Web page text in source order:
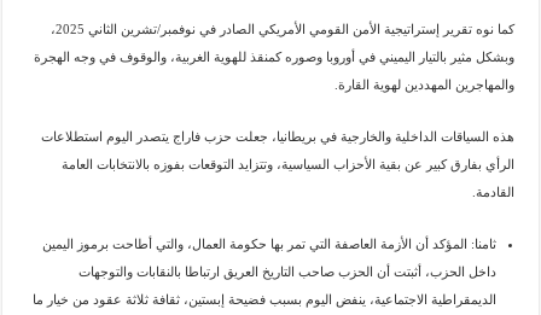
كما نوه تقرير إستراتيجية الأمن القومي الأمريكي الصادر في نوفمبر/تشرين الثاني 2025،
وبشكل مثير بالتيار اليميني في أوروبا وصوره كمنقذ للهوية الغربية، والوقوف في وجه الهجرة
والمهاجرين المهددين لهوية القارة.
هذه السياقات الداخلية والخارجية في بريطانيا، جعلت حزب فاراج يتصدر اليوم استطلاعات
الرأي بفارق كبير عن بقية الأحزاب السياسية، وتتزايد التوقعات بفوزه بالانتخابات العامة
القادمة.
ثامنا: المؤكد أن الأزمة العاصفة التي تمر بها حكومة العمال، والتي أطاحت برموز اليمين
داخل الحزب، أثبتت أن الحزب صاحب التاريخ العريق ارتباطا بالنقابات والتوجهات
الديمقراطية الاجتماعية، ينفض اليوم بسبب فضيحة إبستين، ثقافة ثلاثة عقود من خيار ما